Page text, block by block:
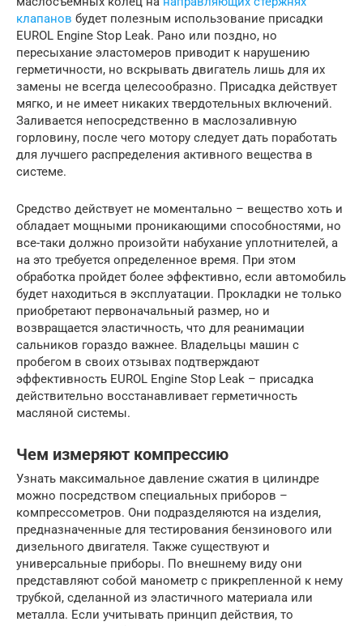
клапанов будет полезным использование присадки
EUROL Engine Stop Leak. Рано или поздно, но
пересыхание эластомеров приводит к нарушению
герметичности, но вскрывать двигатель лишь для их
замены не всегда целесообразно. Присадка действует
мягко, и не имеет никаких твердотельных включений.
Заливается непосредственно в маслозаливную
горловину, после чего мотору следует дать поработать
для лучшего распределения активного вещества в
системе.
Средство действует не моментально – вещество хоть и
обладает мощными проникающими способностями, но
все-таки должно произойти набухание уплотнителей, а
на это требуется определенное время. При этом
обработка пройдет более эффективно, если автомобиль
будет находиться в эксплуатации. Прокладки не только
приобретают первоначальный размер, но и
возвращается эластичность, что для реанимации
сальников гораздо важнее. Владельцы машин с
пробегом в своих отзывах подтверждают
эффективность EUROL Engine Stop Leak – присадка
действительно восстанавливает герметичность
масляной системы.
Чем измеряют компрессию
Узнать максимальное давление сжатия в цилиндре
можно посредством специальных приборов –
компрессометров. Они подразделяются на изделия,
предназначенные для тестирования бензинового или
дизельного двигателя. Также существуют и
универсальные приборы. По внешнему виду они
представляют собой манометр с прикрепленной к нему
трубкой, сделанной из эластичного материала или
металла. Если учитывать принцип действия, то